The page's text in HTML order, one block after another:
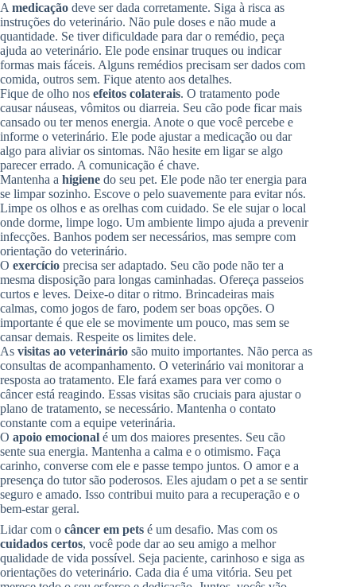
A medicação deve ser dada corretamente. Siga à risca as
instruções do veterinário. Não pule doses e não mude a
quantidade. Se tiver dificuldade para dar o remédio, peça
ajuda ao veterinário. Ele pode ensinar truques ou indicar
formas mais fáceis. Alguns remédios precisam ser dados com
comida, outros sem. Fique atento aos detalhes.
Fique de olho nos efeitos colaterais. O tratamento pode
causar náuseas, vômitos ou diarreia. Seu cão pode ficar mais
cansado ou ter menos energia. Anote o que você percebe e
informe o veterinário. Ele pode ajustar a medicação ou dar
algo para aliviar os sintomas. Não hesite em ligar se algo
parecer errado. A comunicação é chave.
Mantenha a higiene do seu pet. Ele pode não ter energia para
se limpar sozinho. Escove o pelo suavemente para evitar nós.
Limpe os olhos e as orelhas com cuidado. Se ele sujar o local
onde dorme, limpe logo. Um ambiente limpo ajuda a prevenir
infecções. Banhos podem ser necessários, mas sempre com
orientação do veterinário.
O exercício precisa ser adaptado. Seu cão pode não ter a
mesma disposição para longas caminhadas. Ofereça passeios
curtos e leves. Deixe-o ditar o ritmo. Brincadeiras mais
calmas, como jogos de faro, podem ser boas opções. O
importante é que ele se movimente um pouco, mas sem se
cansar demais. Respeite os limites dele.
As visitas ao veterinário são muito importantes. Não perca as
consultas de acompanhamento. O veterinário vai monitorar a
resposta ao tratamento. Ele fará exames para ver como o
câncer está reagindo. Essas visitas são cruciais para ajustar o
plano de tratamento, se necessário. Mantenha o contato
constante com a equipe veterinária.
O apoio emocional é um dos maiores presentes. Seu cão
sente sua energia. Mantenha a calma e o otimismo. Faça
carinho, converse com ele e passe tempo juntos. O amor e a
presença do tutor são poderosos. Eles ajudam o pet a se sentir
seguro e amado. Isso contribui muito para a recuperação e o
bem-estar geral.
Lidar com o câncer em pets é um desafio. Mas com os
cuidados certos, você pode dar ao seu amigo a melhor
qualidade de vida possível. Seja paciente, carinhoso e siga as
orientações do veterinário. Cada dia é uma vitória. Seu pet